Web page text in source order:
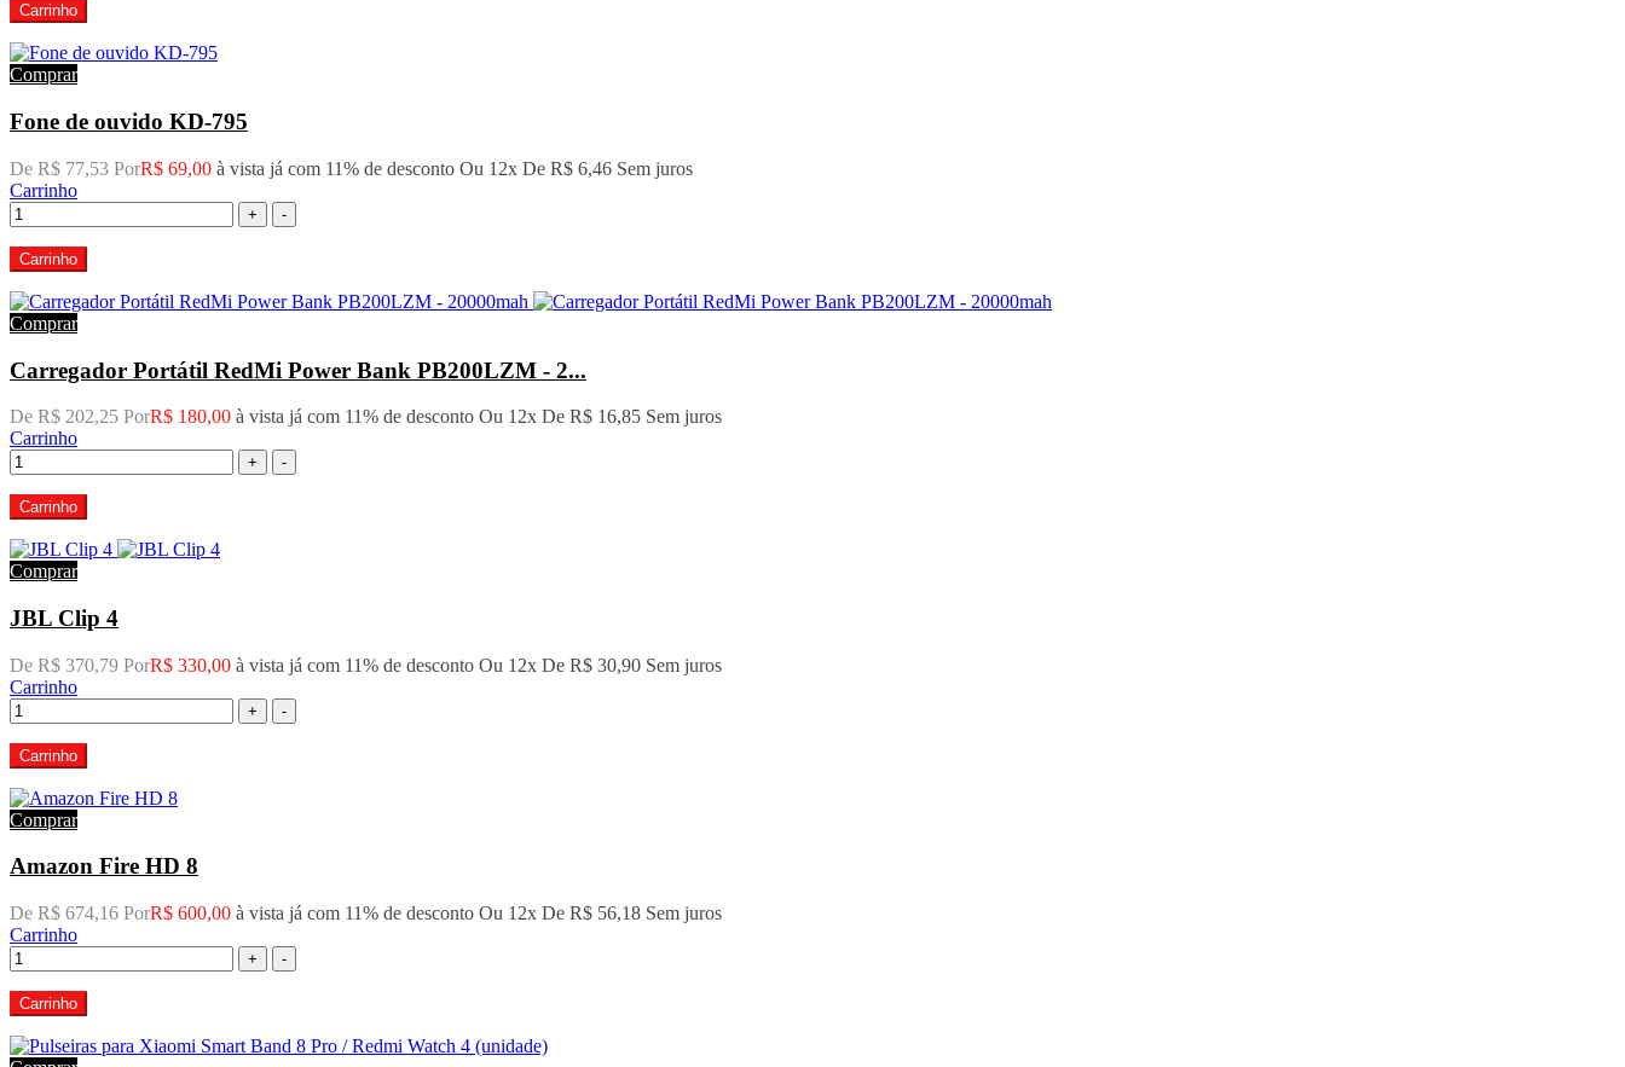
Carrinho
Comprar
Fone de ouvido KD-795
De R$ 77,53 PorR$ 69,00 à vista já com 11% de desconto Ou 12x De R$ 6,46 Sem juros
Carrinho
+ -
Carrinho
Comprar
Carregador Portátil RedMi Power Bank PB200LZM - 2...
De R$ 202,25 PorR$ 180,00 à vista já com 11% de desconto Ou 12x De R$ 16,85 Sem juros
Carrinho
+ -
Carrinho
Comprar
JBL Clip 4
De R$ 370,79 PorR$ 330,00 à vista já com 11% de desconto Ou 12x De R$ 30,90 Sem juros
Carrinho
+ -
Carrinho
Comprar
Amazon Fire HD 8
De R$ 674,16 PorR$ 600,00 à vista já com 11% de desconto Ou 12x De R$ 56,18 Sem juros
Carrinho
+ -
Carrinho